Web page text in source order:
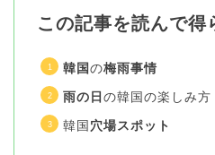
この記事を読んで得
韓国の梅雨事情
雨の日 の韓国の楽しみ方
韓国 穴場スポット